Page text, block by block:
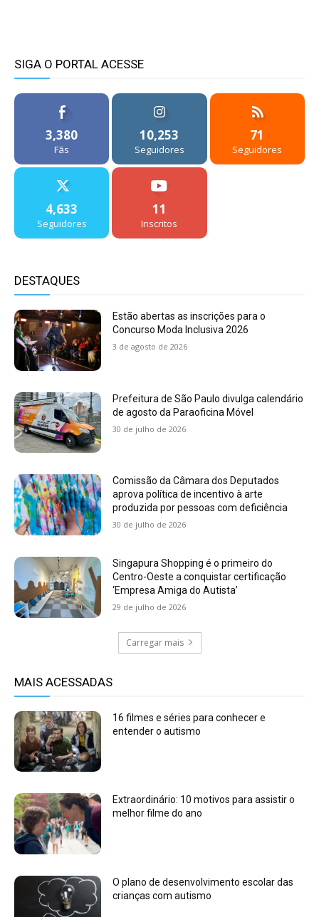
SIGA O PORTAL ACESSE
3,380
Fãs
10,253
Seguidores
71
Seguidores
4,633
Seguidores
11
Inscritos
DESTAQUES
Estão abertas as inscrições para o
Concurso Moda Inclusiva 2026
3 de agosto de 2026
Prefeitura de São Paulo divulga calendário
de agosto da Paraoficina Móvel
30 de julho de 2026
Comissão da Câmara dos Deputados
aprova política de incentivo à arte
produzida por pessoas com deficiência
30 de julho de 2026
Singapura Shopping é o primeiro do
Centro-Oeste a conquistar certificação
‘Empresa Amiga do Autista’
29 de julho de 2026
Carregar mais
MAIS ACESSADAS
16 filmes e séries para conhecer e
entender o autismo
Extraordinário: 10 motivos para assistir o
melhor filme do ano
O plano de desenvolvimento escolar das
crianças com autismo